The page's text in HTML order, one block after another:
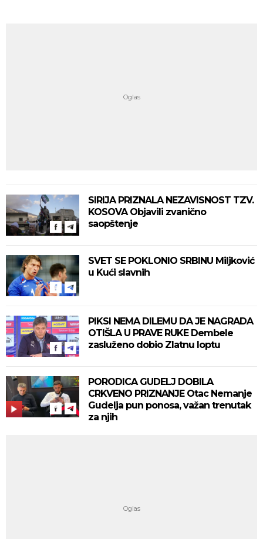
SIRIJA PRIZNALA NEZAVISNOST TZV.
KOSOVA Objavili zvanično
saopštenje
SVET SE POKLONIO SRBINU Miljković
u Kući slavnih
PIKSI NEMA DILEMU DA JE NAGRADA
OTIŠLA U PRAVE RUKE Dembele
zasluženo dobio Zlatnu loptu
PORODICA GUDELJ DOBILA
CRKVENO PRIZNANJE Otac Nemanje
Gudelja pun ponosa, važan trenutak
za njih